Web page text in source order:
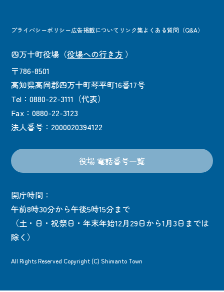
プライバシーポリシー広告掲載について リンク集よくある質問（Q&A）
四万十町役場 （役場への行き方 ）
〒786-8501
高知県高岡郡四万十町琴平町16番17号
Tel：0880-22-3111（代表）
Fax：0880-22-3123
法人番号：2000020394122
役場 電話番号一覧
開庁時間：
午前8時30分から午後5時15分まで
（土・日・祝祭日・年末年始12月29日から1月3日までは
除く）
All Rights Reserved Copyright (C) Shimanto Town